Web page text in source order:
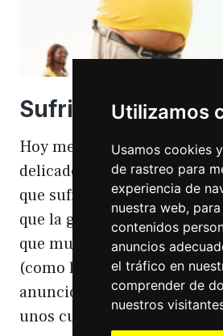
Utilizamos
Usamos cookies
de rastreo para
experiencia de
nuestra web,
contenidos
anuncios
el tráfico en
comprender de
nuestros
Sufriendo la
Hoy me apetece hablar de
delicado. Hoy hablo de
que sufro día si día también.
que la gordofobia es algo
que muchas personas
(como las hemorroides, al
anuncio). Nos están
unos cuerpos normativos y